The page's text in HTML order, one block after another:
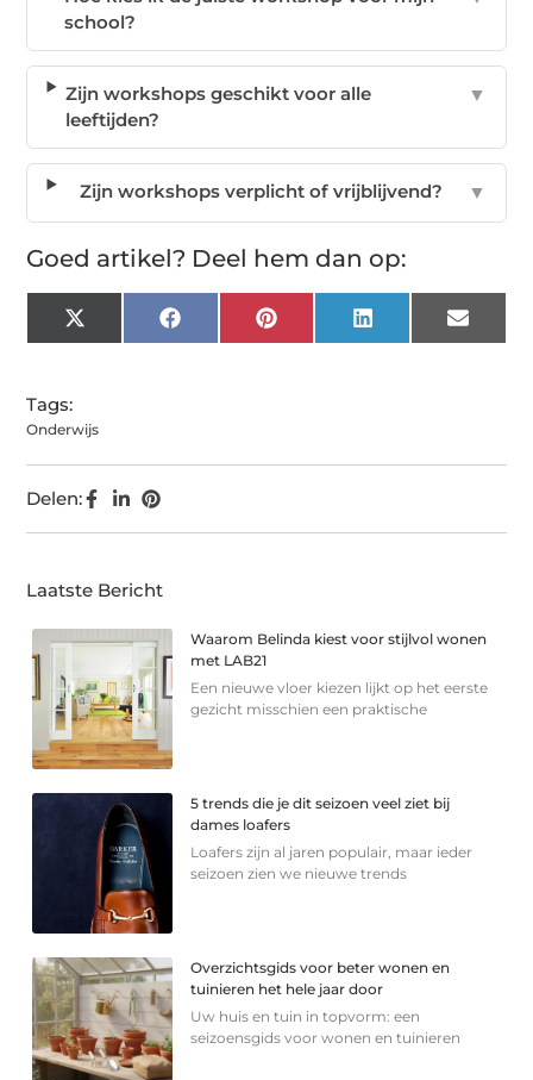
school?
Zijn workshops geschikt voor alle
leeftijden?
▼
Zijn workshops verplicht of vrijblijvend? ▼
Goed artikel? Deel hem dan op:
X
(Twitter)
FacebookPinterest LinkedIn Email
Tags:
Onderwijs
Delen:
Laatste Bericht
Waarom Belinda kiest voor stijlvol wonen
met LAB21
Een nieuwe vloer kiezen lijkt op het eerste
gezicht misschien een praktische
5 trends die je dit seizoen veel ziet bij
dames loafers
Loafers zijn al jaren populair, maar ieder
seizoen zien we nieuwe trends
Overzichtsgids voor beter wonen en
tuinieren het hele jaar door
Uw huis en tuin in topvorm: een
seizoensgids voor wonen en tuinieren